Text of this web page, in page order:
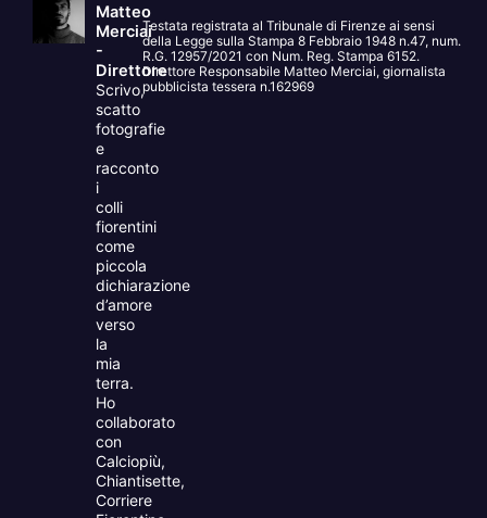
Matteo
Merciai
-
Direttore
Scrivo,
scatto
fotografie
e
racconto
i
colli
fiorentini
come
piccola
dichiarazione
d’amore
verso
la
mia
terra.
Ho
collaborato
con
Calciopiù,
Chiantisette,
Corriere
Testata registrata al Tribunale di Firenze ai sensi
della Legge sulla Stampa 8 Febbraio 1948 n.47, num.
R.G. 12957/2021 con Num. Reg. Stampa 6152.
Direttore Responsabile Matteo Merciai, giornalista
pubblicista tessera n.162969